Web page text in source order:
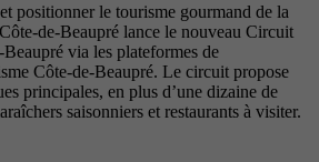
positionner le tourisme gourmand de la
de-Beaupré lance le nouveau Circuit
via les plateformes de
Côte-de-Beaupré. Le circuit propose
principales, en plus d’une dizaine de
saisonniers et restaurants à visiter.